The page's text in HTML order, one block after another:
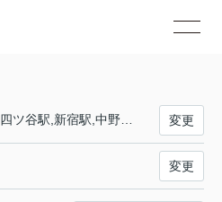
東京駅,神田駅,御茶ノ水駅,四ツ谷駅,新宿駅,中野駅,高円寺駅,阿佐ケ谷駅,荻窪駅,西荻窪駅,吉祥寺駅,三鷹駅,武蔵境駅,東小金井駅,武蔵小金井駅,国分寺駅,西国分寺駅,国立駅,立川駅,日野駅,豊田駅,八王子駅,西八王子駅,高尾駅,相模湖駅,藤野駅,上野原駅,四方津駅,梁川駅,鳥沢駅,猿橋駅,大月駅,初狩駅,笹子駅,甲斐大和駅,勝沼ぶどう郷駅,塩山駅,東山梨駅,山梨市駅,春日居町駅,石和温泉駅,酒折駅,甲府駅,竜王駅,塩崎駅,韮崎駅,新府駅,穴山駅,日野春駅,長坂駅,小淵沢駅,信濃境駅,富士見駅,すずらんの里駅,青柳駅,茅野駅,上諏訪駅,下諏訪駅,岡谷駅,みどり湖駅,川岸駅,辰野駅,信濃川島駅,小野駅,塩尻駅,洗馬駅,日出塩駅,贄川駅,木曽平沢駅,奈良井駅,藪原駅,宮ノ越駅,原野駅,木曽福島駅,上松駅,倉本駅,須原駅,大桑駅,野尻駅,十二兼駅,南木曽駅,田立駅,坂下駅,落合川駅,中津川駅,美乃坂本駅,恵那駅,武並駅,釜戸駅,瑞浪駅,土岐市駅,多治見駅,古虎渓駅,定光寺駅,高蔵寺駅,神領駅,春日井駅,勝川駅,新守山駅,大曽根駅,千種駅,鶴舞駅,金山駅,名古屋駅 変更
変更